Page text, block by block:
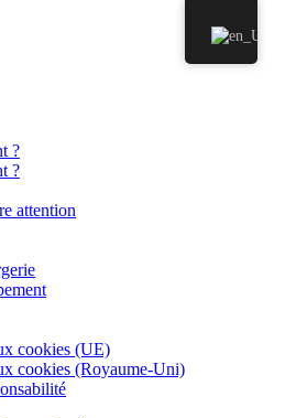
?
?
attention
cookies (UE)
cookies (Royaume-Uni)